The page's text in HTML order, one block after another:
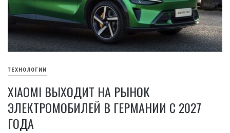
ТЕХНОЛОГИИ
XIAOMI ВЫХОДИТ НА РЫНОК
ЭЛЕКТРОМОБИЛЕЙ В ГЕРМАНИИ С 2027
ГОДА